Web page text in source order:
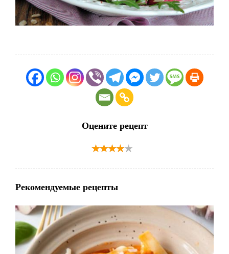
Оцените рецепт
Рекомендуемые рецепты